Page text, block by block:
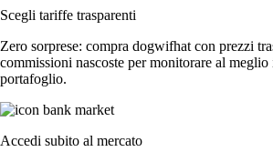
Scegli tariffe trasparenti
Zero sorprese: compra dogwifhat con prezzi
commissioni nascoste per monitorare al
portafoglio.
Accedi subito al mercato